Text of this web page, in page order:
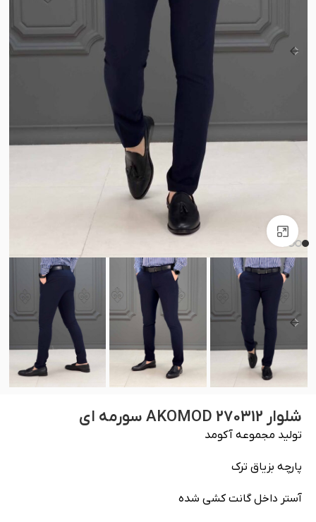
بزرگنمایی تصویر
شلوار AKOMOD 270312 سورمه ای
تولید مجموعه آکومد
پارچه بزیاق ترک
آستر داخل گانت کشی شده